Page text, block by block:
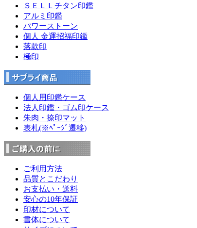
ＳＥＬＬチタン印鑑
アルミ印鑑
パワーストーン
個人 金運招福印鑑
落款印
極印
個人用印鑑ケース
法人印鑑・ゴム印ケース
朱肉・捺印マット
表札(※ﾍﾟｰｼﾞ遷移)
ご利用方法
品質とこだわり
お支払い・送料
安心の10年保証
印材について
書体について